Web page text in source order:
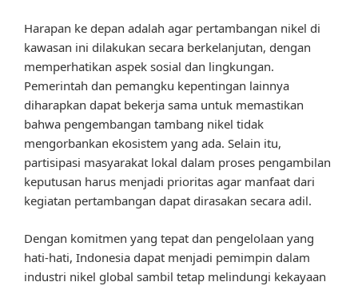
Harapan ke depan adalah agar pertambangan nikel di
kawasan ini dilakukan secara berkelanjutan, dengan
memperhatikan aspek sosial dan lingkungan.
Pemerintah dan pemangku kepentingan lainnya
diharapkan dapat bekerja sama untuk memastikan
bahwa pengembangan tambang nikel tidak
mengorbankan ekosistem yang ada. Selain itu,
partisipasi masyarakat lokal dalam proses pengambilan
keputusan harus menjadi prioritas agar manfaat dari
kegiatan pertambangan dapat dirasakan secara adil.
Dengan komitmen yang tepat dan pengelolaan yang
hati-hati, Indonesia dapat menjadi pemimpin dalam
industri nikel global sambil tetap melindungi kekayaan